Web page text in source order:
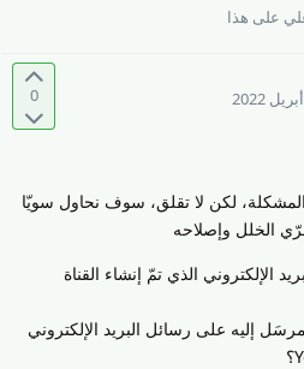
على هذا
0
لكن لا تقلق، سوف نحاول سويّا
الخلل وإصلاحه
الإلكتروني الذي تمّ إنشاء القناة
إليه على رسائل البريد الإلكتروني